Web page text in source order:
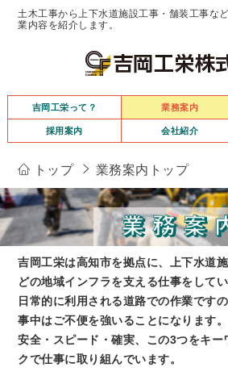
土木工事から上下水道施設工事・舗装工事な
業内容を紹介します。
吉岡工栄って？ 業務案内
採用案内 会社紹介
トップ 業務案内トップ
吉岡工栄は高知市を拠点に、上下水道
どの地域インフラを支える仕事をしてい
日常的に利用される道路での作業です
事中はご不便を強いることになります。
安全・スピード・確実、この3つをキー
クで仕事に取り組んでいます。